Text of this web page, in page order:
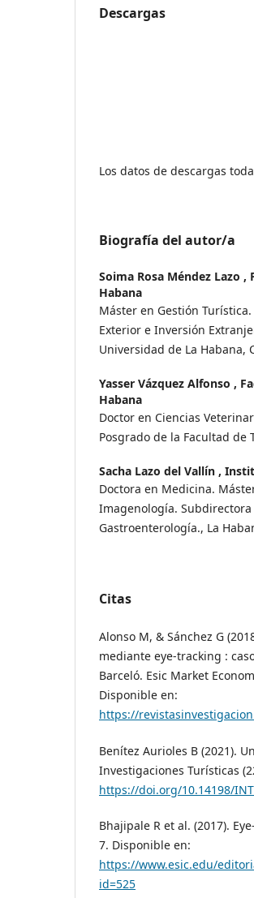
Descargas
Los datos de descargas
Biografía del autor/a
Soima Rosa Méndez Lazo ,
Habana
Máster en Gestión
Exterior e Inversión
Universidad de La Habana,
Yasser Vázquez Alfonso ,
Habana
Doctor en Ciencias
Posgrado de la Facultad de
Sacha Lazo del Vallín ,
Doctora en Medicina.
Imagenología.
Gastroenterología., La
Citas
Alonso M, & Sánchez G
mediante eye-tracking :
Barceló. Esic Market
Disponible en:
https://
Benítez Aurioles B (2021).
Investigaciones Turísticas
https://doi.org/10.14198/
Bhajipale R et al. (2017).
7. Disponible en:
https://www.esic.edu/
id=525